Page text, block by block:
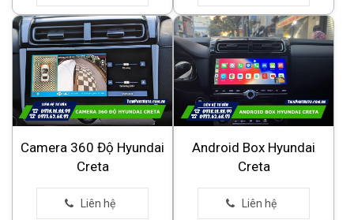
Camera 360 Độ Hyundai
Creta
Android Box Hyundai
Creta